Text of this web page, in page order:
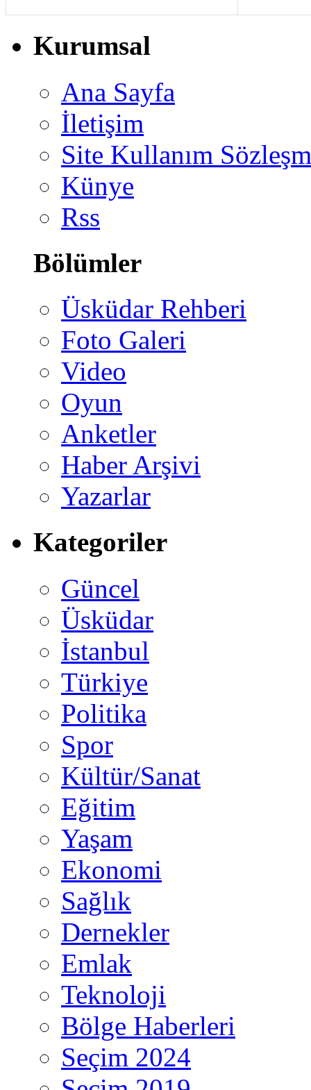
Kurumsal
Ana Sayfa
İletişim
Site Kullanım
Künye
Rss
Bölümler
Üsküdar Rehberi
Foto Galeri
Video
Oyun
Anketler
Haber Arşivi
Yazarlar
Kategoriler
Güncel
Üsküdar
İstanbul
Türkiye
Politika
Spor
Kültür/Sanat
Eğitim
Yaşam
Ekonomi
Sağlık
Dernekler
Emlak
Teknoloji
Bölge Haberleri
Seçim 2024